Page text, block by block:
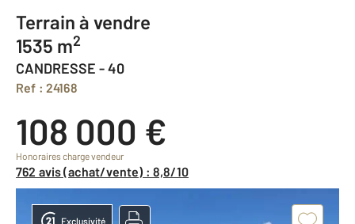
Terrain à vendre
1535 m2
CANDRESSE - 40
Ref : 24168
108 000 €
Honoraires charge vendeur
762 avis (achat/vente) : 8,8/10
Exclusivité